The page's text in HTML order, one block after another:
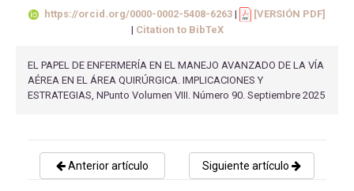
https://orcid.org/0000-0002-5408-6263|
[VERSIÓN PDF]
| Citation to BibTeX
EL PAPEL DE ENFERMERÍA EN EL MANEJO AVANZADO DE LA VÍA
AÉREA EN EL ÁREA QUIRÚRGICA. IMPLICACIONES Y
ESTRATEGIAS, NPunto Volumen VIII. Número 90. Septiembre 2025
Anterior artículo Siguiente artículo